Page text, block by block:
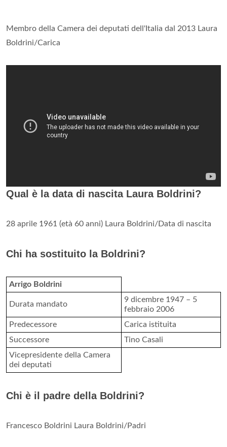
Membro della Camera dei deputati dell'Italia dal 2013 Laura
Boldrini/Carica
Qual è la data di nascita Laura Boldrini?
28 aprile 1961 (età 60 anni) Laura Boldrini/Data di nascita
Chi ha sostituito la Boldrini?
Arrigo Boldrini
Durata mandato
9 dicembre 1947 – 5
febbraio 2006
Predecessore
Carica istituita
Successore
Tino Casali
Vicepresidente della Camera
dei deputati
Chi è il padre della Boldrini?
Francesco Boldrini Laura Boldrini/Padri